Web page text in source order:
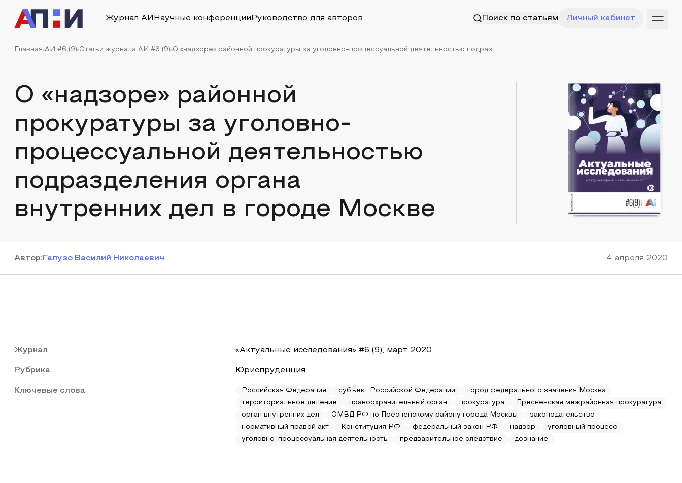
Журнал АИ Научные конференции Руководство для авторов Поиск по статьям Личный кабинет
Главная АИ #6 (9) Статьи журнала АИ #6 (9) О «надзоре» районной прокуратуры за уголовно-процессуальной деятельностью подраз...
О «надзоре» районной
прокуратуры за уголовно-
процессуальной деятельностью
подразделения органа
внутренних дел в городе Москве
Автор: Галузо Василий Николаевич 4 апреля 2020
Журнал «Актуальные исследования» #6 (9), март 2020
Рубрика Юриспруденция
Ключевые слова Российская Федерация субъект Российской Федерации
город федерального значения Москва
территориальное деление
правоохранительный орган прокуратура
Пресненская межрайонная прокуратура
орган внутренних дел
ОМВД РФ по Пресненскому району города Москвы
законодательство
нормативный правой акт
Конституция РФ федеральный закон РФ надзор
уголовный процесс
уголовно-процессуальная деятельность
предварительное следствие дознание